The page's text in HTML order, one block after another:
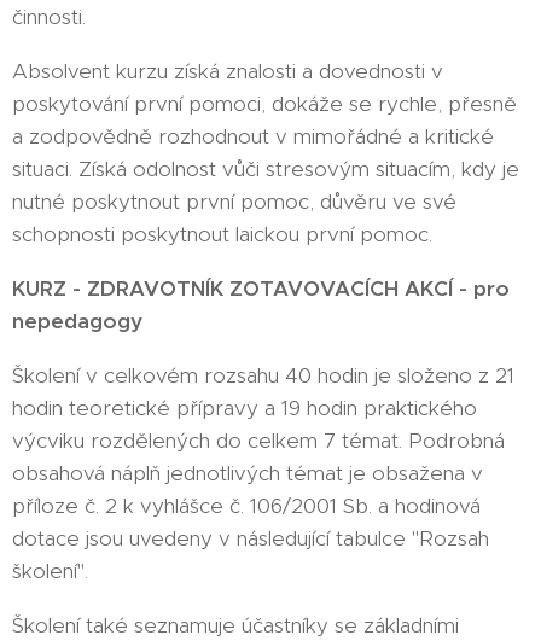
činnosti.
Absolvent kurzu získá znalosti a dovednosti v
poskytování první pomoci, dokáže se rychle, přesně
a zodpovědně rozhodnout v mimořádné a kritické
situaci. Získá odolnost vůči stresovým situacím, kdy je
nutné poskytnout první pomoc, důvěru ve své
schopnosti poskytnout laickou první pomoc.
KURZ - ZDRAVOTNÍK ZOTAVOVACÍCH AKCÍ - pro
nepedagogy
Školení v celkovém rozsahu 40 hodin je složeno z 21
hodin teoretické přípravy a 19 hodin praktického
výcviku rozdělených do celkem 7 témat. Podrobná
obsahová náplň jednotlivých témat je obsažena v
příloze č. 2 k vyhlášce č. 106/2001 Sb. a hodinová
dotace jsou uvedeny v následující tabulce "Rozsah
školení".
Školení také seznamuje účastníky se základními